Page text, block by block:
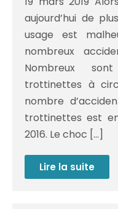
aujourd’hui de
usage est
nombreux
Nombreux
trottinettes à
nombre
trottinettes est
2016. Le choc […]
Lire la suite
Accident
de